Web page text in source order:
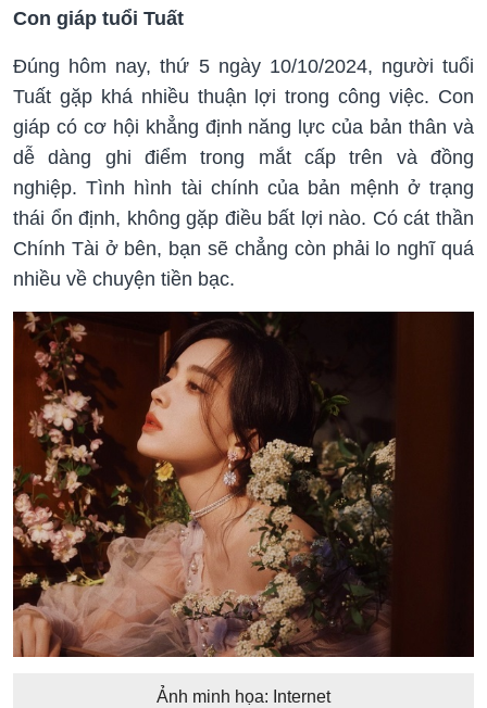
Con giáp tuổi Tuất
Đúng hôm nay, thứ 5 ngày 10/10/2024, người tuổi
Tuất gặp khá nhiều thuận lợi trong công việc. Con
giáp có cơ hội khẳng định năng lực của bản thân và
dễ dàng ghi điểm trong mắt cấp trên và đồng
nghiệp. Tình hình tài chính của bản mệnh ở trạng
thái ổn định, không gặp điều bất lợi nào. Có cát thần
Chính Tài ở bên, bạn sẽ chẳng còn phải lo nghĩ quá
nhiều về chuyện tiền bạc.
Ảnh minh họa: Internet